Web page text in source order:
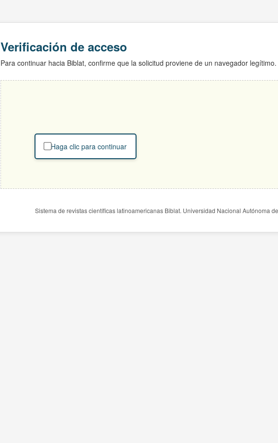
Verificación de acceso
Para continuar hacia Biblat, confirme que la solicitud proviene de un navegador legítimo.
Haga clic para continuar
Sistema de revistas científicas latinoamericanas Biblat. Universidad Nacional Autónoma